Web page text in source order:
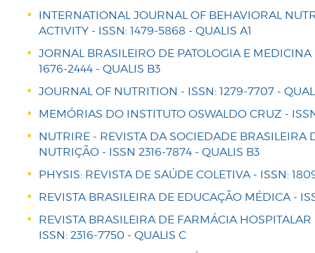
INTERNATIONAL JOURNAL OF BEHAVIORAL
ACTIVITY - ISSN: 1479-5868 - QUALIS A1
JORNAL BRASILEIRO DE PATOLOGIA E MEDICINA
1676-2444 - QUALIS B3
JOURNAL OF NUTRITION - ISSN: 1279-7707 -
MEMÓRIAS DO INSTITUTO OSWALDO CRUZ -
NUTRIRE - REVISTA DA SOCIEDADE BRASILEIRA
NUTRIÇÃO - ISSN 2316-7874 - QUALIS B3
PHYSIS: REVISTA DE SAÚDE COLETIVA - ISSN:
REVISTA BRASILEIRA DE EDUCAÇÃO MÉDICA -
REVISTA BRASILEIRA DE FARMÁCIA
ISSN: 2316-7750 - QUALIS C